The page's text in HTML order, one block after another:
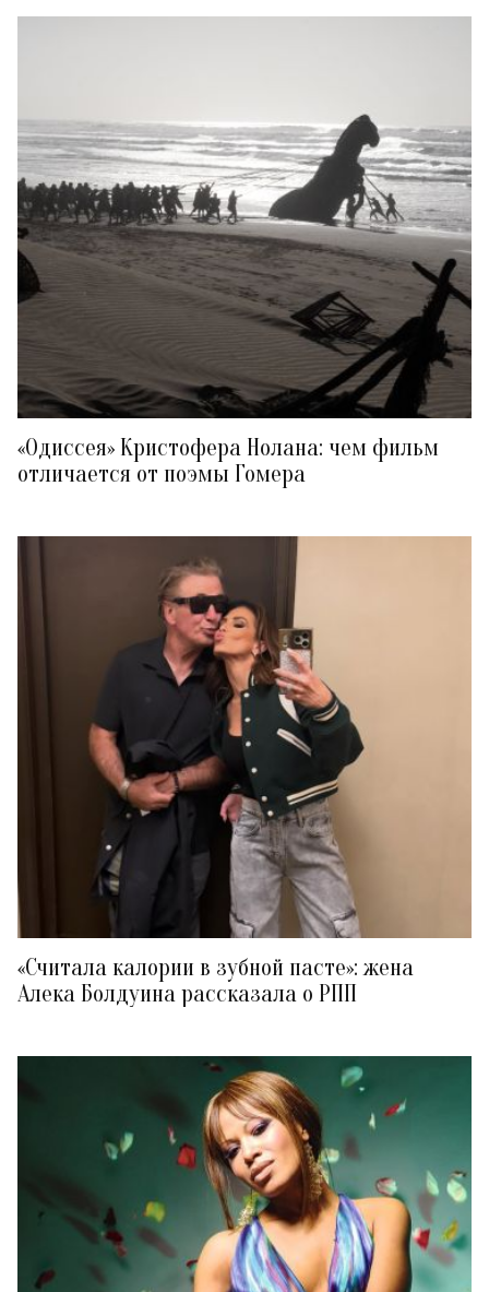
«Одиссея» Кристофера Нолана: чем фильм
отличается от поэмы Гомера
«Считала калории в зубной пасте»: жена
Алека Болдуина рассказала о РПП